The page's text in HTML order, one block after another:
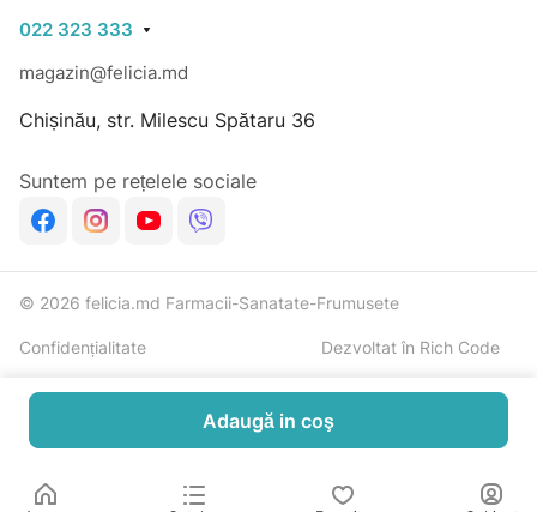
022 323 333
magazin@felicia.md
Chișinău, str. Milescu Spătaru 36
Suntem pe rețelele sociale
© 2026 felicia.md Farmacii-Sanatate-Frumusete
Confidențialitate Dezvoltat în Rich Code
Adaugă in coş